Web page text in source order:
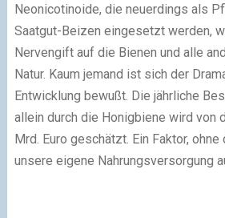
Neonicotinoide, die neuerdings als
Saatgut-Beizen eingesetzt werden,
Nervengift auf die Bienen und alle
Natur. Kaum jemand ist sich der
Entwicklung bewußt. Die jährliche
allein durch die Honigbiene wird von
Mrd. Euro geschätzt. Ein Faktor,
unsere eigene Nahrungsversorgung